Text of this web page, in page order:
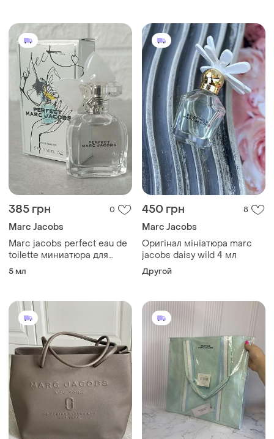
385 грн 0
Marc Jacobs
Marc jacobs perfect eau de
toilette миниатюра для
женщин (оригинал)
5 мл
450 грн 8
Marc Jacobs
Оригінал мініатюра marc
jacobs daisy wild 4 мл
Другой